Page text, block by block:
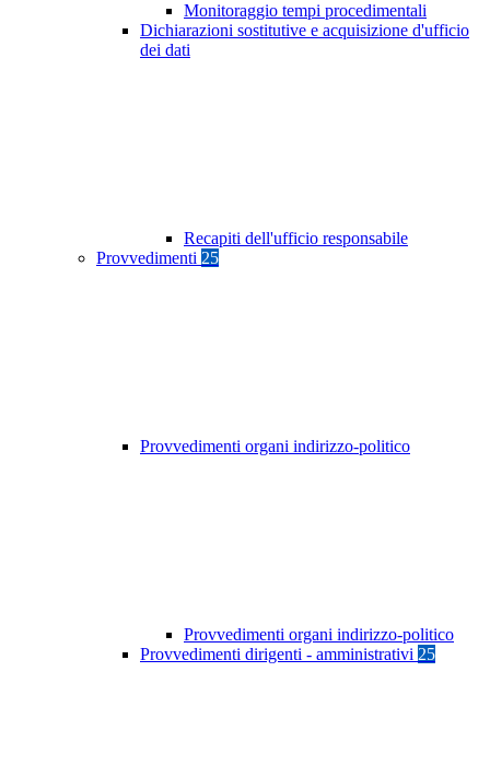
Monitoraggio tempi procedimentali
Dichiarazioni sostitutive e acquisizione d'ufficio
dei dati
Recapiti dell'ufficio responsabile
Provvedimenti 25
Provvedimenti organi indirizzo-politico
Provvedimenti organi indirizzo-politico
Provvedimenti dirigenti - amministrativi 25